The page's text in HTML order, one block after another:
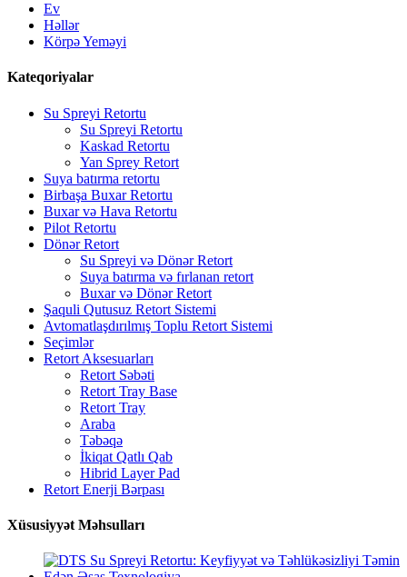
Ev
Həllər
Körpə Yeməyi
Kateqoriyalar
Su Spreyi Retortu
Su Spreyi Retortu
Kaskad Retortu
Yan Sprey Retort
Suya batırma retortu
Birbaşa Buxar Retortu
Buxar və Hava Retortu
Pilot Retortu
Dönər Retort
Su Spreyi və Dönər Retort
Suya batırma və fırlanan retort
Buxar və Dönər Retort
Şaquli Qutusuz Retort Sistemi
Avtomatlaşdırılmış Toplu Retort Sistemi
Seçimlər
Retort Aksesuarları
Retort Səbəti
Retort Tray Base
Retort Tray
Araba
Təbəqə
İkiqat Qatlı Qab
Hibrid Layer Pad
Retort Enerji Bərpası
Xüsusiyyət Məhsulları